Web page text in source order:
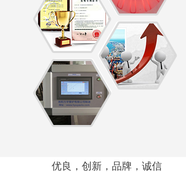
优良，创新，品牌，诚信